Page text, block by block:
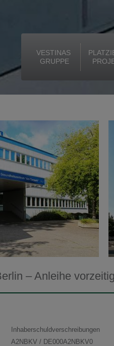
VESTINAS
GRUPPE
– Anleihe
Inhaberschuldverschreibungen
A2NBKV / DE000A2NBKV0